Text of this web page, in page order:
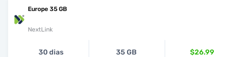
Europe 35 GB
NextLink
30 dias 35 GB $26.99